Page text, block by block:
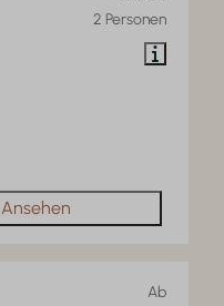
2 Personen
Ansehen
Ab